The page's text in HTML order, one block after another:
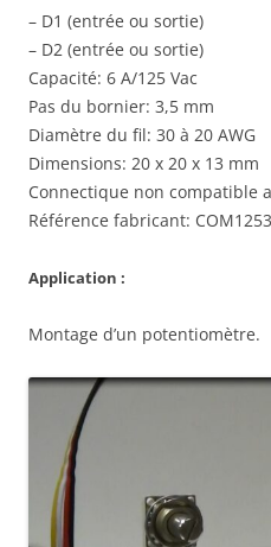
– D1 (entrée ou sortie)
– D2 (entrée ou sortie)
Capacité: 6 A/125 Vac
Pas du bornier: 3,5 mm
Diamètre du fil: 30 à 20 AWG
Dimensions: 20 x 20 x 13 mm
Connectique non compatible
Référence fabricant:
Application :
Montage d’un potentiomètre.